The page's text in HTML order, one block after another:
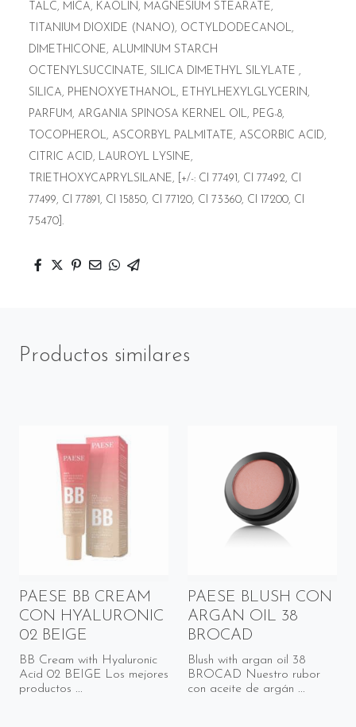
TALC, MICA, KAOLIN, MAGNESIUM STEARATE,
TITANIUM DIOXIDE (NANO), OCTYLDODECANOL,
DIMETHICONE, ALUMINUM STARCH
OCTENYLSUCCINATE, SILICA DIMETHYL SILYLATE ,
SILICA, PHENOXYETHANOL, ETHYLHEXYLGLYCERIN,
PARFUM, ARGANIA SPINOSA KERNEL OIL, PEG-8,
TOCOPHEROL, ASCORBYL PALMITATE, ASCORBIC ACID,
CITRIC ACID, LAUROYL LYSINE,
TRIETHOXYCAPRYLSILANE, [+/-: CI 77491, CI 77492, CI
77499, CI 77891, CI 15850, CI 77120, CI 73360, CI 17200, CI
75470].
Productos similares
PAESE BB CREAM
CON HYALURONIC
02 BEIGE
BB Cream with Hyaluronic
Acid 02 BEIGE Los mejores
productos ...
PAESE BLUSH CON
ARGAN OIL 38
BROCAD
Blush with argan oil 38
BROCAD Nuestro rubor
con aceite de argán ...